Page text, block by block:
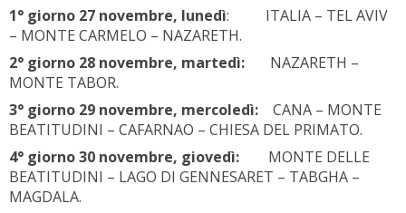
1° giorno 27 novembre, lunedì: ITALIA – TEL AVIV
– MONTE CARMELO – NAZARETH.
2° giorno 28 novembre, martedì: NAZARETH –
MONTE TABOR.
3° giorno 29 novembre, mercoledì: CANA – MONTE
BEATITUDINI – CAFARNAO – CHIESA DEL PRIMATO.
4° giorno 30 novembre, giovedì: MONTE DELLE
BEATITUDINI – LAGO DI GENNESARET – TABGHA –
MAGDALA.